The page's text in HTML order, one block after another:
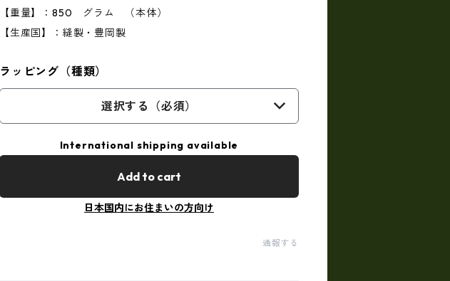
【重量】：850 グラム （本体）
【生産国】：縫製・豊岡製
ラッピング（種類）
選択する（必須）
International shipping available
Add to cart
日本国内にお住まいの方向け
通報する